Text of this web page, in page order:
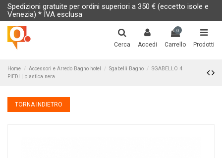
Spedizioni gratuite per ordini superiori a 350 € (eccetto isole e
Venezia) * IVA esclusa
Cerca Accedi
0
Carrello Prodotti
Home Accessori e Arredo Bagno hotel Sgabelli Bagno
SGABELLO 4
PIEDI | plastica nera
TORNA INDIETRO